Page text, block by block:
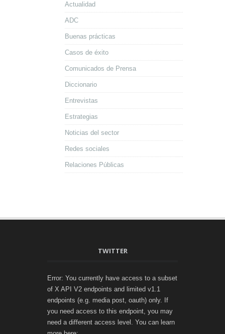
Actualidad
ADC
Buenas prácticas
Casos de éxito
Comunicados de Prensa
Diccionario
Entrevistas
Estrategias
Noticias del sector
Redes sociales
Relaciones Públicas
TWITTER
Error: You currently have access to a subset
of X API V2 endpoints and limited v1.1
endpoints (e.g. media post, oauth) only. If
you need access to this endpoint, you may
need a different access level. You can learn